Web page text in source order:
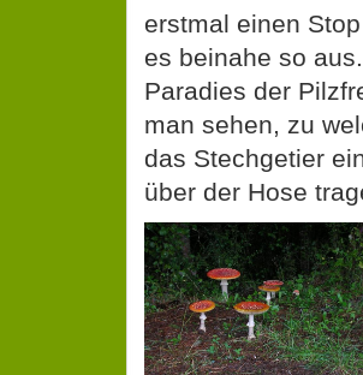
erstmal einen
es beinahe so
Paradies der
man sehen, zu
das Stechgetier
über der Hose